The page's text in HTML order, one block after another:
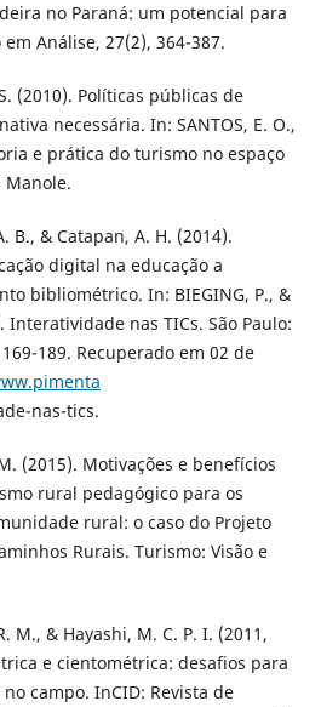
no Paraná: um potencial para
Análise, 27(2), 364-387.
(2010). Políticas públicas de
necessária. In: SANTOS, E. O.,
e prática do turismo no espaço
Manole.
B., & Catapan, A. H. (2014).
digital na educação a
bibliométrico. In: BIEGING, P., &
Interatividade nas TICs. São Paulo:
189. Recuperado em 02 de
nas-tics.
(2015). Motivações e benefícios
rural pedagógico para os
rural: o caso do Projeto
Rurais. Turismo: Visão e
M., & Hayashi, M. C. P. I. (2011,
e cientométrica: desafios para
campo. InCID: Revista de